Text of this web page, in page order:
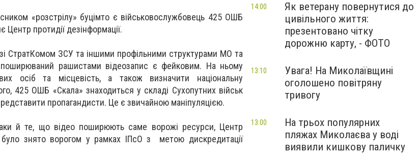
«розстрілу» буцімто є військовослужбовець 425 ОШБ
протидії дезінформації.
СтратКомом ЗСУ та іншими профільними структурами МО та
рашистами відеозапис є фейковим. На ньому
осіб та місцевість, а також визначити національну
425 ОШБ «Скала» знаходиться у складі Сухопутних військ
пропагандисти. Це є звичайною маніпуляцією.
й те, що відео поширюють саме ворожі ресурси, Центр
знято ворогом у рамках ІПсО з метою дискредитації
Як ветерану повернутися до
цивільного життя:
презентовано чітку
дорожню карту, - ФОТО
14:00
Увага! На Миколаївщині
оголошено повітряну
тривогу
13:10
На трьох популярних
пляжах Миколаєва у воді
виявили кишкову паличку
13:00